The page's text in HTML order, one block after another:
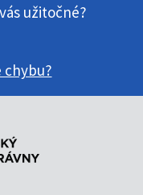
užitočné?
chybu?